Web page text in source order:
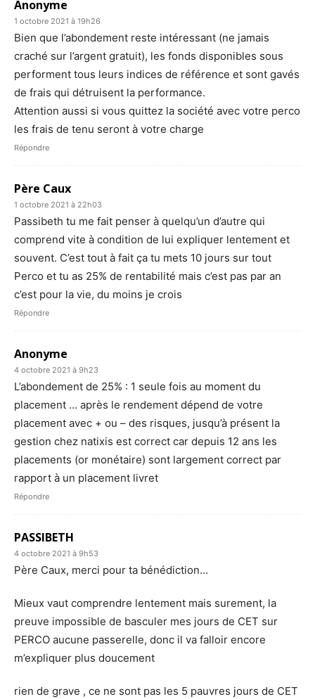
Anonyme
1 octobre 2021 à 19h26
Bien que l’abondement reste intéressant (ne jamais
craché sur l’argent gratuit), les fonds disponibles sous
performent tous leurs indices de référence et sont gavés
de frais qui détruisent la performance.
Attention aussi si vous quittez la société avec votre perco
les frais de tenu seront à votre charge
Répondre
Père Caux
1 octobre 2021 à 22h03
Passibeth tu me fait penser à quelqu’un d’autre qui
comprend vite à condition de lui expliquer lentement et
souvent. C’est tout à fait ça tu mets 10 jours sur tout
Perco et tu as 25% de rentabilité mais c’est pas par an
c’est pour la vie, du moins je crois
Répondre
Anonyme
4 octobre 2021 à 9h23
L’abondement de 25% : 1 seule fois au moment du
placement … après le rendement dépend de votre
placement avec + ou – des risques, jusqu’à présent la
gestion chez natixis est correct car depuis 12 ans les
placements (or monétaire) sont largement correct par
rapport à un placement livret
Répondre
PASSIBETH
4 octobre 2021 à 9h53
Père Caux, merci pour ta bénédiction…
Mieux vaut comprendre lentement mais surement, la
preuve impossible de basculer mes jours de CET sur
PERCO aucune passerelle, donc il va falloir encore
m’expliquer plus doucement
rien de grave , ce ne sont pas les 5 pauvres jours de CET